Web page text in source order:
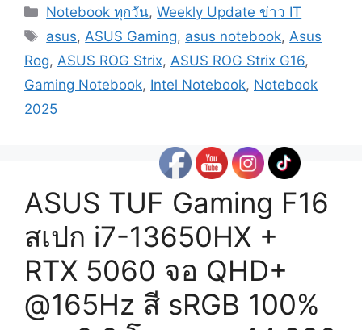
Categories
Notebook ทุกวัน,Weekly Update ข่าว IT
Tags
asus,ASUS Gaming, asus notebook,Asus
Rog, ASUS ROG Strix, ASUS ROG Strix G16,
Gaming Notebook, Intel Notebook, Notebook
2025
ASUS TUF Gaming F16
สเปก i7-13650HX +
RTX 5060 จอ QHD+
@165Hz สี sRGB 100%